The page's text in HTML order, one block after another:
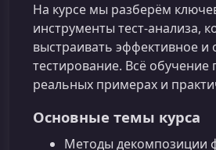
На курсе мы разберём
инструменты тест-анализа,
выстраивать эффективное и
тестирование. Всё обучение
реальных примерах и
Основные темы курса
Методы декомпозиции